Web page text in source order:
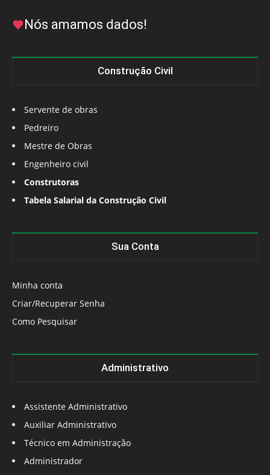
Nós amamos dados!
Construção Civil
Servente de obras
Pedreiro
Mestre de Obras
Engenheiro civil
Construtoras
Tabela Salarial da Construção Civil
Sua Conta
Minha conta
Criar/Recuperar Senha
Como Pesquisar
Administrativo
Assistente Administrativo
Auxiliar Administrativo
Técnico em Administração
Administrador